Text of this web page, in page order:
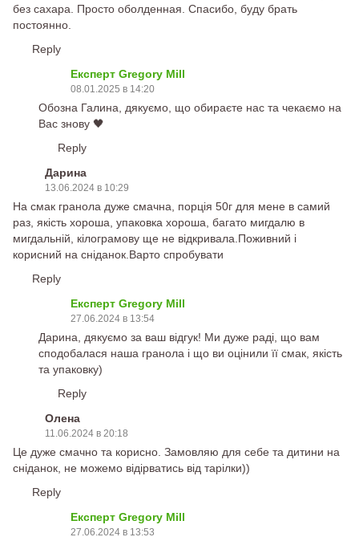
без сахара. Просто оболденная. Спасибо, буду брать
постоянно.
Reply
Експерт Gregory Mill
08.01.2025 в 14:20
Обозна Галина, дякуємо, що обираєте нас та чекаємо на
Вас знову 🖤
Reply
Дарина
13.06.2024 в 10:29
На смак гранола дуже смачна, порція 50г для мене в самий
раз, якість хороша, упаковка хороша, багато мигдалю в
мигдальній, кілограмову ще не відкривала.Поживний і
корисний на сніданок.Варто спробувати
Reply
Експерт Gregory Mill
27.06.2024 в 13:54
Дарина, дякуємо за ваш відгук! Ми дуже раді, що вам
сподобалася наша гранола і що ви оцінили її смак, якість
та упаковку)
Reply
Олена
11.06.2024 в 20:18
Це дуже смачно та корисно. Замовляю для себе та дитини на
сніданок, не можемо відірватись від тарілки))
Reply
Експерт Gregory Mill
27.06.2024 в 13:53